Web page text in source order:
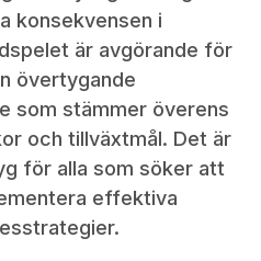
konsekvensen i
är avgörande för
övertygande
som stämmer överens
och tillväxtmål. Det är
för alla som söker att
effektiva